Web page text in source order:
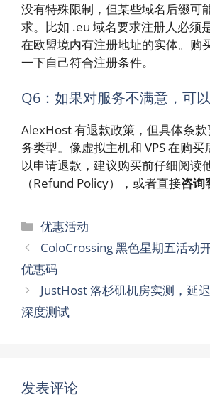
没有特殊限制，但某些域名后缀可
求。比如 .eu 域名要求注册人必须
在欧盟境内有注册地址的实体。购
一下自己符合注册条件。
Q6：如果对服务不满意，可
AlexHost 有退款政策，但具体条
务类型。像虚拟主机和 VPS 在购
以申请退款，建议购买前仔细阅读
（Refund Policy），或者直接咨询
分
类
优惠活动
ColoCrossing 黑色星期五活动
优惠码
JustHost 洛杉矶机房实测，延
深度测试
发表评论